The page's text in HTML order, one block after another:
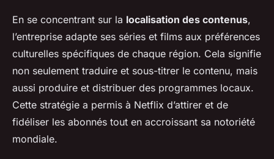
En se concentrant sur la localisation des contenus,
l’entreprise adapte ses séries et films aux préférences
culturelles spécifiques de chaque région. Cela signifie
non seulement traduire et sous-titrer le contenu, mais
aussi produire et distribuer des programmes locaux.
Cette stratégie a permis à Netflix d’attirer et de
fidéliser les abonnés tout en accroissant sa notoriété
mondiale.